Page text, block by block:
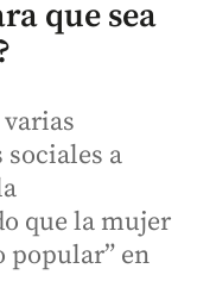
que sea
a
que la mujer
popular” en